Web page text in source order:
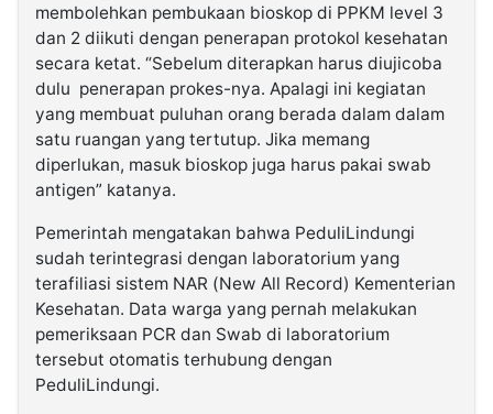
membolehkan pembukaan bioskop di PPKM level 3
dan 2 diikuti dengan penerapan protokol kesehatan
secara ketat. “Sebelum diterapkan harus diujicoba
dulu penerapan prokes-nya. Apalagi ini kegiatan
yang membuat puluhan orang berada dalam dalam
satu ruangan yang tertutup. Jika memang
diperlukan, masuk bioskop juga harus pakai swab
antigen” katanya.
Pemerintah mengatakan bahwa PeduliLindungi
sudah terintegrasi dengan laboratorium yang
terafiliasi sistem NAR (New All Record) Kementerian
Kesehatan. Data warga yang pernah melakukan
pemeriksaan PCR dan Swab di laboratorium
tersebut otomatis terhubung dengan
PeduliLindungi.